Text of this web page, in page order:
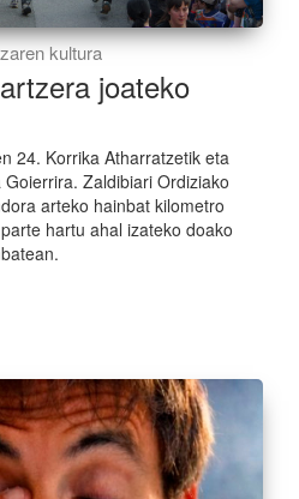
kultura
joateko
24. Korrika Atharratzetik eta
Zaldibiari Ordiziako
arteko hainbat kilometro
hartu ahal izateko doako